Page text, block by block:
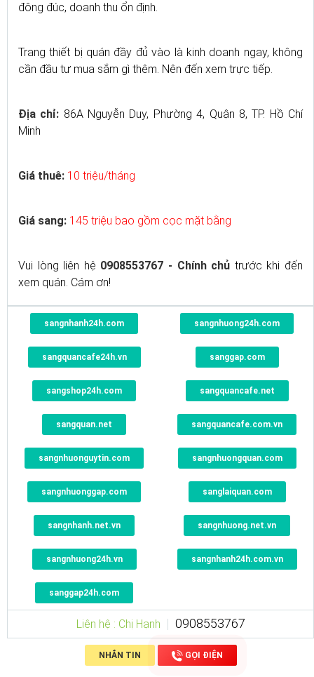
đông đúc, doanh thu ổn định.
Trang thiết bị quán đầy đủ vào là kinh doanh ngay, không
cần đầu tư mua sắm gì thêm. Nên đến xem trực tiếp.
Địa chỉ: 86A Nguyễn Duy, Phường 4, Quận 8, TP. Hồ Chí
Minh
Giá thuê: 10 triệu/tháng
Giá sang: 145 triệu bao gồm cọc mặt bằng
Vui lòng liên hệ 0908553767 - Chính chủ trước khi đến
xem quán. Cám ơn!
sangnhanh24h.com sangnhuong24h.com
sangquancafe24h.vn sanggap.com
sangshop24h.com sangquancafe.net
sangquan.net sangquancafe.com.vn
sangnhuonguytin.com sangnhuongquan.com
sangnhuonggap.com sanglaiquan.com
sangnhanh.net.vn sangnhuong.net.vn
sangnhuong24h.vn sangnhanh24h.com.vn
sanggap24h.com
Liên hệ : Chị Hạnh 0908553767
NHẮN TIN GỌI ĐIỆN